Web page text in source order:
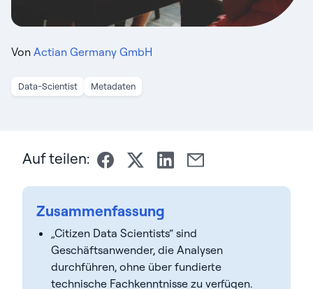
Von Actian Germany GmbH
Data-Scientist Metadaten
Auf teilen:
Zusammenfassung
„Citizen Data Scientists“ sind
Geschäftsanwender, die Analysen
durchführen, ohne über fundierte
technische Fachkenntnisse zu verfügen.